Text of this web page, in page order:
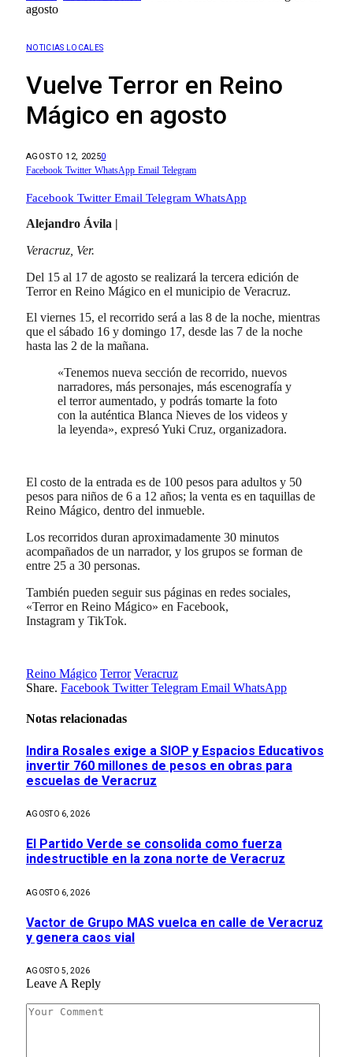
agosto
NOTICIAS LOCALES
Vuelve Terror en Reino
Mágico en agosto
AGOSTO 12, 20250
Facebook Twitter WhatsApp Email Telegram
Facebook Twitter Email Telegram WhatsApp
Alejandro Ávila |
Veracruz, Ver.
Del 15 al 17 de agosto se realizará la tercera edición de
Terror en Reino Mágico en el municipio de Veracruz.
El viernes 15, el recorrido será a las 8 de la noche, mientras
que el sábado 16 y domingo 17, desde las 7 de la noche
hasta las 2 de la mañana.
«Tenemos nueva sección de recorrido, nuevos
narradores, más personajes, más escenografía y
el terror aumentado, y podrás tomarte la foto
con la auténtica Blanca Nieves de los videos y
la leyenda», expresó Yuki Cruz, organizadora.
El costo de la entrada es de 100 pesos para adultos y 50
pesos para niños de 6 a 12 años; la venta es en taquillas de
Reino Mágico, dentro del inmueble.
Los recorridos duran aproximadamente 30 minutos
acompañados de un narrador, y los grupos se forman de
entre 25 a 30 personas.
También pueden seguir sus páginas en redes sociales,
«Terror en Reino Mágico» en Facebook,
Instagram y TikTok.
Reino Mágico Terror Veracruz
Share. Facebook Twitter Telegram Email WhatsApp
Notas relacionadas
Indira Rosales exige a SIOP y Espacios Educativos
invertir 760 millones de pesos en obras para
escuelas de Veracruz
AGOSTO 6, 2026
El Partido Verde se consolida como fuerza
indestructible en la zona norte de Veracruz
AGOSTO 6, 2026
Vactor de Grupo MAS vuelca en calle de Veracruz
y genera caos vial
AGOSTO 5, 2026
Leave A Reply